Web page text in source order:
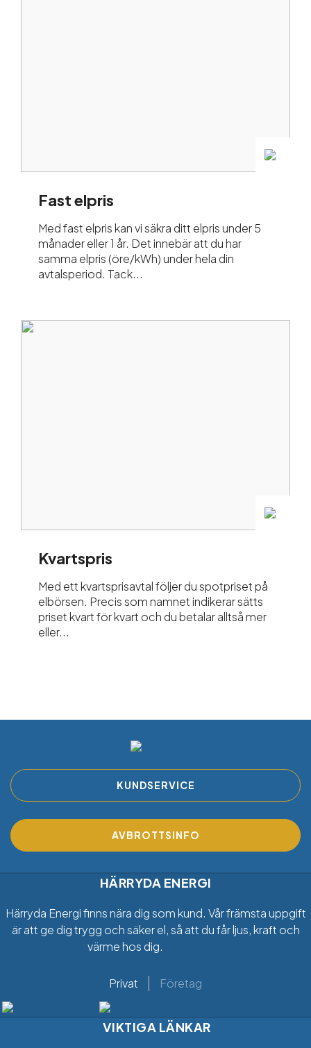
Fast elpris
Med fast elpris kan vi säkra ditt elpris under 5
månader eller 1 år. Det innebär att du har
samma elpris (öre/kWh) under hela din
avtalsperiod. Tack...
Kvartspris
Med ett kvartsprisavtal följer du spotpriset på
elbörsen. Precis som namnet indikerar sätts
priset kvart för kvart och du betalar alltså mer
eller...
KUNDSERVICE
AVBROTTSINFO
HÄRRYDA ENERGI
Härryda Energi finns nära dig som kund. Vår främsta uppgift
är att ge dig trygg och säker el, så att du får ljus, kraft och
värme hos dig.
Privat Företag
VIKTIGA LÄNKAR